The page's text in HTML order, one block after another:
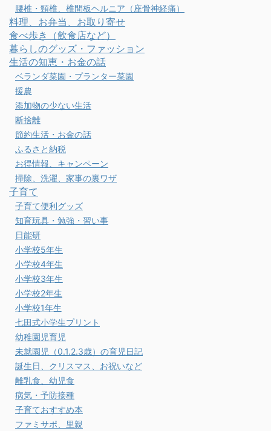
腰椎・頸椎、椎間板ヘルニア（座骨神経痛）
料理、お弁当、お取り寄せ
食べ歩き（飲食店など）
暮らしのグッズ・ファッション
生活の知恵・お金の話
ベランダ菜園・プランター菜園
援農
添加物の少ない生活
断捨離
節約生活・お金の話
ふるさと納税
お得情報、キャンペーン
掃除、洗濯、家事の裏ワザ
子育て
子育て便利グッズ
知育玩具・勉強・習い事
日能研
小学校5年生
小学校4年生
小学校3年生
小学校2年生
小学校1年生
七田式小学生プリント
幼稚園児育児
未就園児（0.1.2.3歳）の育児日記
誕生日、クリスマス、お祝いなど
離乳食、幼児食
病気・予防接種
子育ておすすめ本
ファミサポ、里親